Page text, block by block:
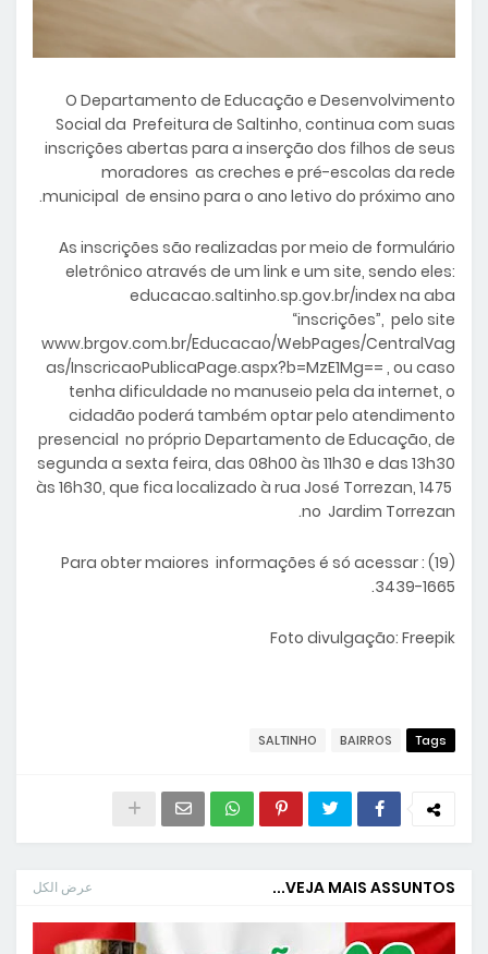
O Departamento de Educação e Desenvolvimento
Social da Prefeitura de Saltinho, continua com suas
inscrições abertas para a inserção dos filhos de seus
moradores as creches e pré-escolas da rede
municipal de ensino para o ano letivo do próximo ano.
As inscrições são realizadas por meio de formulário
eletrônico através de um link e um site, sendo eles:
educacao.saltinho.sp.gov.br/index na aba
“inscrições”, pelo site
www.brgov.com.br/Educacao/WebPages/CentralVag
as/InscricaoPublicaPage.aspx?b=MzE1Mg== , ou caso
tenha dificuldade no manuseio pela da internet, o
cidadão poderá também optar pelo atendimento
presencial no próprio Departamento de Educação, de
segunda a sexta feira, das 08h00 às 11h30 e das 13h30
às 16h30, que fica localizado à rua José Torrezan, 1475
no Jardim Torrezan.
Para obter maiores informações é só acessar : (19)
3439-1665.
Foto divulgação: Freepik
Tags
BAIRROS
SALTINHO
VEJA MAIS ASSUNTOS... عرض الكل